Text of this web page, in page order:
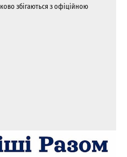
збігаються з офіційною